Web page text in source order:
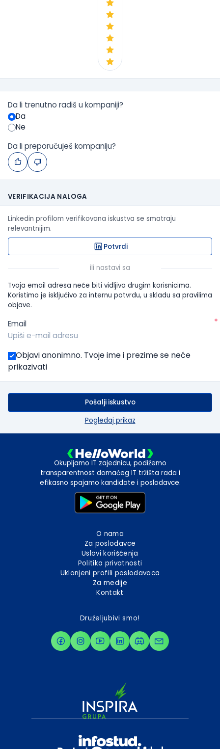
Da li trenutno radiš u kompaniji?
Da
Ne
Da li preporučuješ kompaniju?
VERIFIKACIJA NALOGA
Linkedin profilom verifikovana iskustva se smatraju
relevantnijim.
Potvrdi
ili nastavi sa
Tvoja email adresa neće biti vidljiva drugim korisnicima.
Koristimo je isključivo za internu potvrdu, u skladu sa pravilima
objave.
Email *
Objavi anonimno. Tvoje ime i prezime se neće
prikazivati
Pošalji iskustvo
Pogledaj prikaz
Okupljamo IT zajednicu, podižemo
transparentnost domaćeg IT tržišta rada i
efikasno spajamo kandidate i poslodavce.
O nama
Za poslodavce
Uslovi korišćenja
Politika privatnosti
Uklonjeni profili poslodavaca
Za medije
Kontakt
Druželjubivi smo!